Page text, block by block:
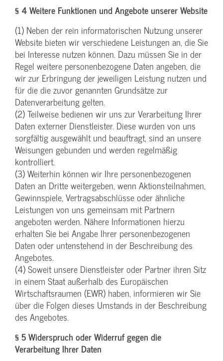
§ 4 Weitere Funktionen und Angebote unserer Website
(1) Neben der rein informatorischen Nutzung unserer
Website bieten wir verschiedene Leistungen an, die Sie
bei Interesse nutzen können. Dazu müssen Sie in der
Regel weitere personenbezogene Daten angeben, die
wir zur Erbringung der jeweiligen Leistung nutzen und
für die die zuvor genannten Grundsätze zur
Datenverarbeitung gelten.
(2) Teilweise bedienen wir uns zur Verarbeitung Ihrer
Daten externer Dienstleister. Diese wurden von uns
sorgfältig ausgewählt und beauftragt, sind an unsere
Weisungen gebunden und werden regelmäßig
kontrolliert.
(3) Weiterhin können wir Ihre personenbezogenen
Daten an Dritte weitergeben, wenn Aktionsteilnahmen,
Gewinnspiele, Vertragsabschlüsse oder ähnliche
Leistungen von uns gemeinsam mit Partnern
angeboten werden. Nähere Informationen hierzu
erhalten Sie bei Angabe Ihrer personenbezogenen
Daten oder untenstehend in der Beschreibung des
Angebotes.
(4) Soweit unsere Dienstleister oder Partner ihren Sitz
in einem Staat außerhalb des Europäischen
Wirtschaftsraumen (EWR) haben, informieren wir Sie
über die Folgen dieses Umstands in der Beschreibung
des Angebotes.
§ 5 Widerspruch oder Widerruf gegen die
Verarbeitung Ihrer Daten